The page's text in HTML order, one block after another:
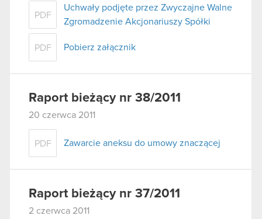
PDF
Uchwały podjęte przez Zwyczajne Walne
Zgromadzenie Akcjonariuszy Spółki
PDF Pobierz załącznik
Raport bieżący nr 38/2011
20 czerwca 2011
PDF Zawarcie aneksu do umowy znaczącej
Raport bieżący nr 37/2011
2 czerwca 2011